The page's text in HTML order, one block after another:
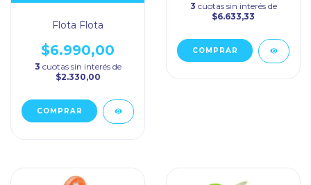
Flota Flota
$6.990,00
3 cuotas sin interés de
$2.330,00
3 cuotas sin interés de
$6.633,33
COMPRAR